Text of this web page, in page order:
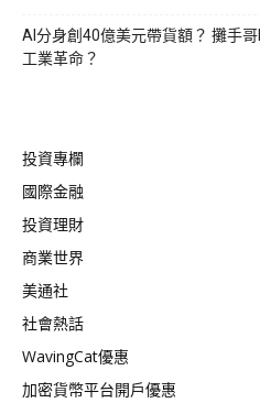
AI分身創40億美元帶貨額？ 攤手
工業革命？
投資專欄
國際金融
投資理財
商業世界
美通社
社會熱話
WavingCat優惠
加密貨幣平台開戶優惠